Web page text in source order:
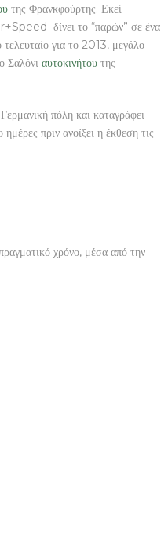
της Φρανκφούρτης. Εκεί
δίνει το “παρών” σε ένα
για το 2013, μεγάλο
Σαλόνι αυτοκινήτου της
πόλη και καταγράφει
πριν ανοίξει η έκθεση τις
χρόνο, μέσα από την